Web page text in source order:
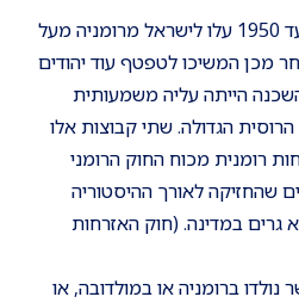
מסוף מלחמת העולם ה-2 ועד 1950 עלו לישראל מרומניה מעל
שאחר מכן המשיכו לטפטף עוד יהודים
הייתה עליה משמעותית
הרוסית הגדולה. שתי קבוצות אלו
רומנית מכוח החוק הרומני
שהחזיקה לאורך ההיסטוריה
גרים במדינה. (חוק האזרחות
ברומניה או במולדובה, או